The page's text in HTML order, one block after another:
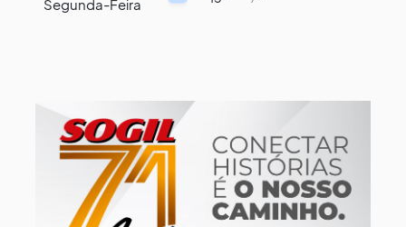
Segunda-Feira
13 de agosto
Quinta-Feira 19° 13°
14 de agosto
Sexta-Feira 18° 14°